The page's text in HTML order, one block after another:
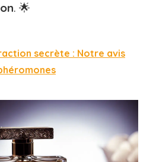
. 🌟
secrète : Notre avis